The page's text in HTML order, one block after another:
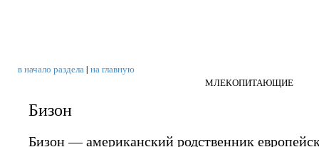
в начало раздела| на главную
МЛЕКОПИТАЮЩИЕ
Бизон
Бизон — американский родственник